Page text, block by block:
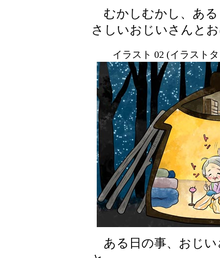
むかしむかし、ある
さしいおじいさんと
イラスト 02 (イラスト
ある日の事、おじい